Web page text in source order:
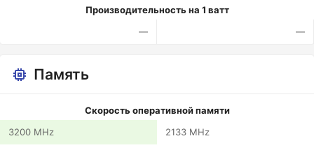
Производительность на 1 ватт
—
—
Память
Скорость оперативной памяти
3200 MHz
2133 MHz